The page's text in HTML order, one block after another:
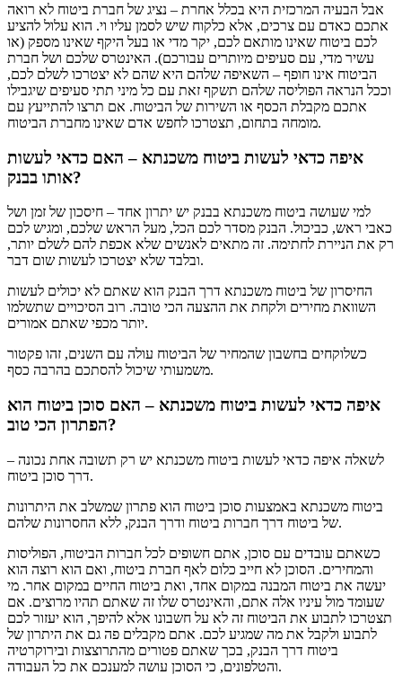
אבל הבעיה המרכזית היא בכלל אחרת – נציג של חברת ביטוח לא רואה
אתכם כאדם עם צרכים, אלא כלקוח שיש לסמן עליו וי. הוא עלול להציע
לכם ביטוח שאינו מותאם לכם, יקר מדי או בעל היקף שאינו מספק (או
עשיר מדי, עם סעיפים מיותרים עבורכם). האינטרס שלכם ושל חברת
הביטוח אינו חופף – השאיפה שלהם היא שהם לא יצטרכו לשלם לכם,
וככל הנראה הפוליסה שלהם תשקף זאת עם כל מיני תתי סעיפים שיגבילו
אתכם מקבלת הכסף או השירות של הביטוח. אם תרצו להתייעץ עם
מומחה בתחום, תצטרכו לחפש אדם שאינו מחברת הביטוח.
איפה כדאי לעשות ביטוח משכנתא – האם כדאי לעשות
אותו בבנק?
למי שעושה ביטוח משכנתא בבנק יש יתרון אחד – חיסכון של זמן ושל
כאבי ראש, כביכול. הבנק מסדר לכם הכל, מעל הראש שלכם, ומגיש לכם
רק את הניירת לחתימה. זה מתאים לאנשים שלא אכפת להם לשלם יותר,
ובלבד שלא יצטרכו לעשות שום דבר.
החיסרון של ביטוח משכנתא דרך הבנק הוא שאתם לא יכולים לעשות
השוואת מחירים ולקחת את ההצעה הכי טובה. רוב הסיכויים שתשלמו
יותר מכפי שאתם אמורים.
כשלוקחים בחשבון שהמחיר של הביטוח עולה עם השנים, זהו פקטור
משמעותי שיכול להסתכם בהרבה כסף.
איפה כדאי לעשות ביטוח משכנתא – האם סוכן ביטוח הוא
הפתרון הכי טוב?
לשאלה איפה כדאי לעשות ביטוח משכנתא יש רק תשובה אחת נכונה –
דרך סוכן ביטוח.
ביטוח משכנתא באמצעות סוכן ביטוח הוא פתרון שמשלב את היתרונות
של ביטוח דרך חברות ביטוח ודרך הבנק, ללא החסרונות שלהם.
כשאתם עובדים עם סוכן, אתם חשופים לכל חברות הביטוח, הפוליסות
והמחירים. הסוכן לא חייב כלום לאף חברת ביטוח, ואם הוא רוצה הוא
יעשה את ביטוח המבנה במקום אחד, ואת ביטוח החיים במקום אחר. מי
שעומד מול עיניו אלה אתם, והאינטרס שלו זה שאתם תהיו מרוצים. אם
תצטרכו לתבוע את הביטוח זה לא על חשבונו אלא להיפך, הוא יעזור לכם
לתבוע ולקבל את מה שמגיע לכם. אתם מקבלים פה גם את היתרון של
ביטוח דרך הבנק, בכך שאתם פטורים מהתרוצצות ובירוקרטיה
והטלפונים, כי הסוכן עושה למענכם את כל העבודה.